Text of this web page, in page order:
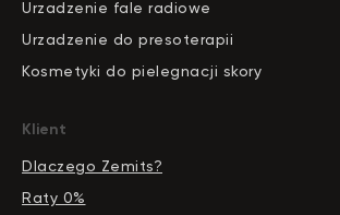
Urzadzenie fale radiowe
Urzadzenie do presoterapii
Kosmetyki do pielegnacji skory
Klient
Dlaczego Zemits?
Raty 0%